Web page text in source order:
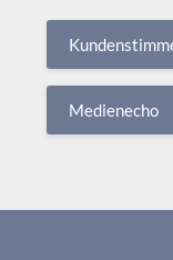
Medienecho